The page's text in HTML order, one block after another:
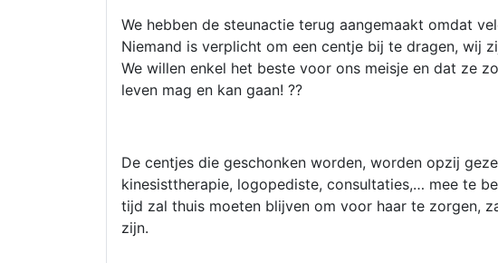
We hebben de steunactie terug aangemaakt omdat
Niemand is verplicht om een centje bij te dragen, wij
We willen enkel het beste voor ons meisje en dat ze
leven mag en kan gaan! ??
De centjes die geschonken worden, worden opzij
kinesisttherapie, logopediste, consultaties,… mee te
tijd zal thuis moeten blijven om voor haar te zorgen,
zijn.